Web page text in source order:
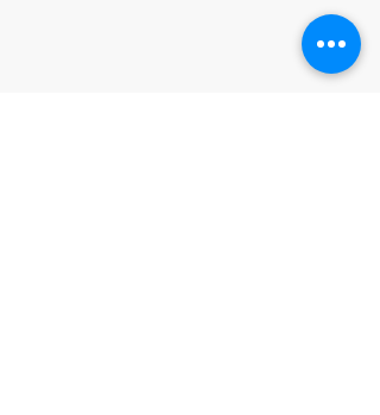
Mardi - Vendredi : 10h - 13h30 / 14h30 -